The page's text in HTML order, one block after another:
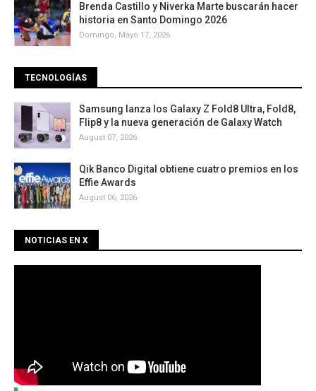
Brenda Castillo y Niverka Marte buscarán hacer
historia en Santo Domingo 2026
Domingo, Mayo 17, 2026
TECNOLOGÍAS
Samsung lanza los Galaxy Z Fold8 Ultra, Fold8,
Flip8 y la nueva generación de Galaxy Watch
August 07, 2026
Qik Banco Digital obtiene cuatro premios en los
Effie Awards
August 06, 2026
NOTICIAS EN X